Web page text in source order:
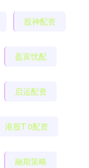
股神配资
盈富忧配
启运配资
港股T 0配资
融期策略